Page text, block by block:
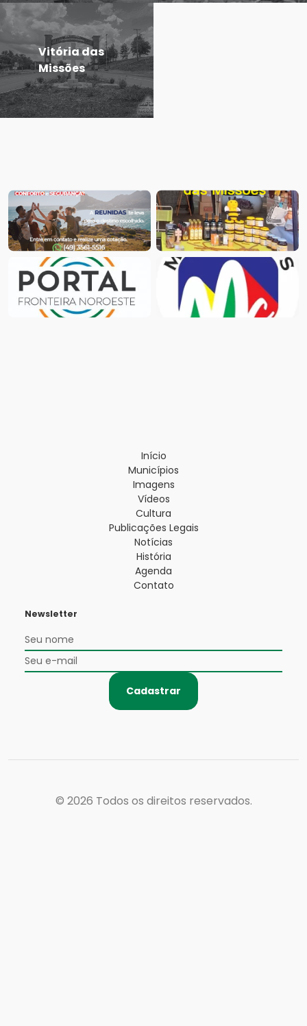
Vitória das
Missões
Início
Municípios
Imagens
Vídeos
Cultura
Publicações Legais
Notícias
História
Agenda
Contato
Newsletter
Cadastrar
© 2026 Todos os direitos reservados.